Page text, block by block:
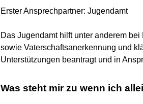
Erster Ansprechpartner: Jugendamt
Das Jugendamt hilft unter anderem
sowie Vaterschaftsanerkennung und
Unterstützungen beantragt und in
Was steht mir zu wenn ich